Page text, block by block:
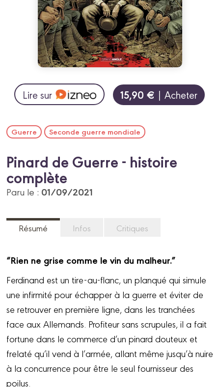
Lire sur 15,90 € | Acheter
Guerre Seconde guerre mondiale
Pinard de Guerre - histoire
complète
Paru le : 01/09/2021
Résumé Infos Critiques
“Rien ne grise comme le vin du malheur.”
Ferdinand est un tire-au-flanc, un planqué qui simule
une infirmité pour échapper à la guerre et éviter de
se retrouver en première ligne, dans les tranchées
face aux Allemands. Profiteur sans scrupules, il a fait
fortune dans le commerce d’un pinard douteux et
frelaté qu’il vend à l’armée, allant même jusqu’à nuire
à la concurrence pour être le seul fournisseur des
poilus.